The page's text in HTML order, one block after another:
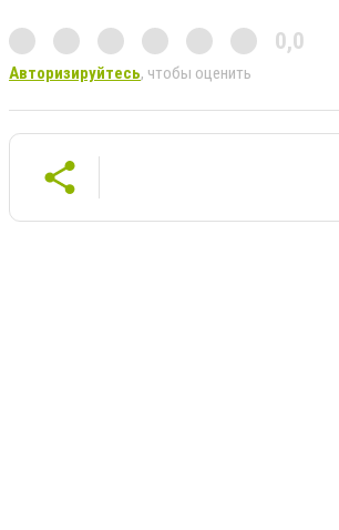
0,0
Авторизируйтесь, чтобы оценить